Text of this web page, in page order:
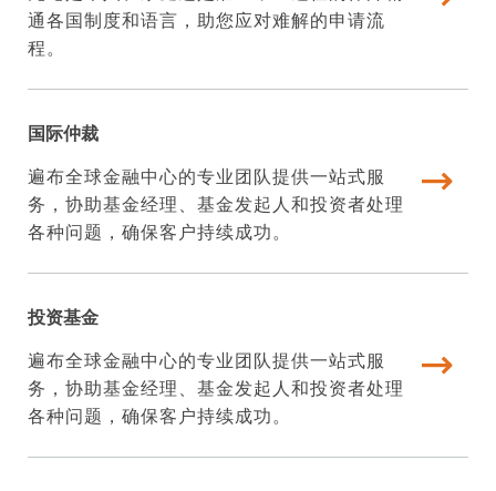
通各国制度和语言，助您应对难解的申请流
程。
国际仲裁
遍布全球金融中心的专业团队提供一站式服
务，协助基金经理、基金发起人和投资者处理
各种问题，确保客户持续成功。
投资基金
遍布全球金融中心的专业团队提供一站式服
务，协助基金经理、基金发起人和投资者处理
各种问题，确保客户持续成功。